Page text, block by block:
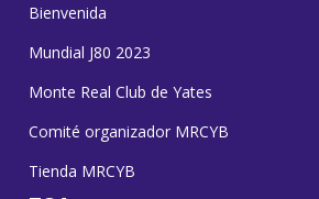
Bienvenida
Mundial J80 2023
Monte Real Club de Yates
Comité organizador MRCYB
Tienda MRCYB